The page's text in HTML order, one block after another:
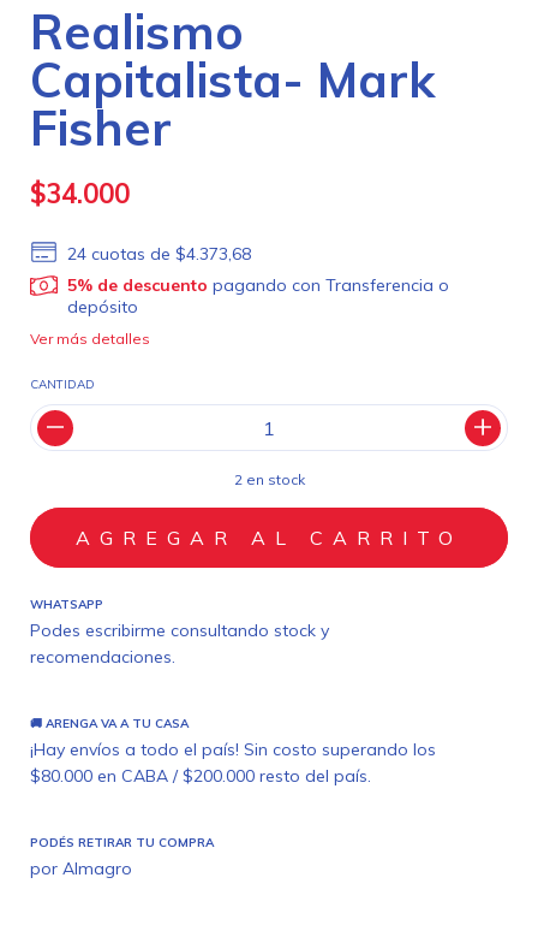
Realismo
Capitalista- Mark
Fisher
$34.000
24 cuotas de$4.373,68
5% de descuento pagando con Transferencia o
depósito
Ver más detalles
CANTIDAD
2en stock
WHATSAPP
Podes escribirme consultando stock y
recomendaciones.
🚚 ARENGA VA A TU CASA
¡Hay envíos a todo el país! Sin costo superando los
$80.000 en CABA / $200.000 resto del país.
PODÉS RETIRAR TU COMPRA
por Almagro